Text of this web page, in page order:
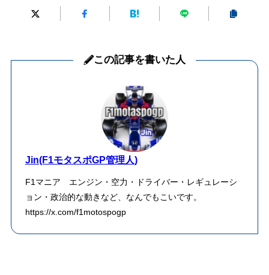
この記事を書いた人
Jin(F1モタスポGP管理人)
F1マニア エンジン・空力・ドライバー・レギュレーシ
ョン・政治的な動きなど、なんでもこいです。
https://x.com/f1motospogp